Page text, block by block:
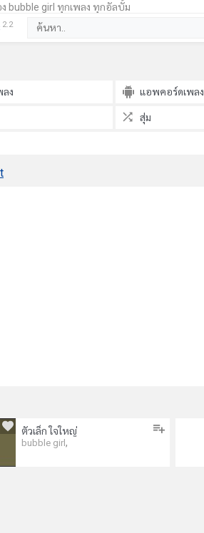
bubble girl ทุกเพลง ทุกอัลบั้ม
2.2
ลง แอพคอร์ดเพลง
สุ่ม
ตัวเล็ก ใจใหญ่
bubble girl ,